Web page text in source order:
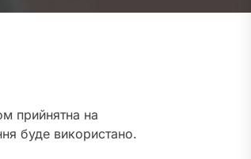
прийнятна на
буде використано.